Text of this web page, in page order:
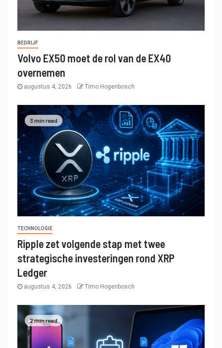
BEDRIJF
Volvo EX50 moet de rol van de EX40
overnemen
augustus 4, 2026 Timo Hogenbosch
3 min read
TECHNOLOGIE
Ripple zet volgende stap met twee
strategische investeringen rond XRP
Ledger
augustus 4, 2026 Timo Hogenbosch
2 min read